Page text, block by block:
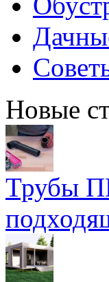
Новые
Трубы